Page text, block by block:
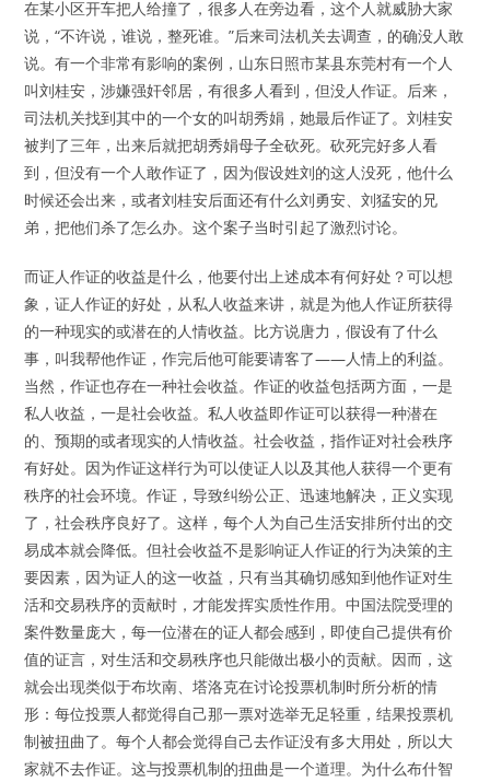
在某小区开车把人给撞了，很多人在旁边看，这个人就威胁大家
说，“不许说，谁说，整死谁。”后来司法机关去调查，的确没人敢
说。有一个非常有影响的案例，山东日照市某县东莞村有一个人
叫刘桂安，涉嫌强奸邻居，有很多人看到，但没人作证。后来，
司法机关找到其中的一个女的叫胡秀娟，她最后作证了。刘桂安
被判了三年，出来后就把胡秀娟母子全砍死。砍死完好多人看
到，但没有一个人敢作证了，因为假设姓刘的这人没死，他什么
时候还会出来，或者刘桂安后面还有什么刘勇安、刘猛安的兄
弟，把他们杀了怎么办。这个案子当时引起了激烈讨论。
而证人作证的收益是什么，他要付出上述成本有何好处？可以想
象，证人作证的好处，从私人收益来讲，就是为他人作证所获得
的一种现实的或潜在的人情收益。比方说唐力，假设有了什么
事，叫我帮他作证，作完后他可能要请客了——人情上的利益。
当然，作证也存在一种社会收益。作证的收益包括两方面，一是
私人收益，一是社会收益。私人收益即作证可以获得一种潜在
的、预期的或者现实的人情收益。社会收益，指作证对社会秩序
有好处。因为作证这样行为可以使证人以及其他人获得一个更有
秩序的社会环境。作证，导致纠纷公正、迅速地解决，正义实现
了，社会秩序良好了。这样，每个人为自己生活安排所付出的交
易成本就会降低。但社会收益不是影响证人作证的行为决策的主
要因素，因为证人的这一收益，只有当其确切感知到他作证对生
活和交易秩序的贡献时，才能发挥实质性作用。中国法院受理的
案件数量庞大，每一位潜在的证人都会感到，即使自己提供有价
值的证言，对生活和交易秩序也只能做出极小的贡献。因而，这
就会出现类似于布坎南、塔洛克在讨论投票机制时所分析的情
形：每位投票人都觉得自己那一票对选举无足轻重，结果投票机
制被扭曲了。每个人都会觉得自己去作证没有多大用处，所以大
家就不去作证。这与投票机制的扭曲是一个道理。为什么布什智